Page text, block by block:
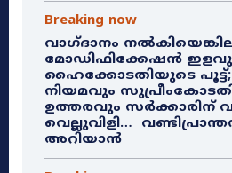
Breaking now
വാഗ്ദാനം
മോഡിഫിക്കേഷൻ
ഹൈക്കോടതിയുടെ പൂട്ട്;
നിയമവും
ഉത്തരവും സർക്കാരിന്
വെല്ലുവിളി…
അറിയാൻ